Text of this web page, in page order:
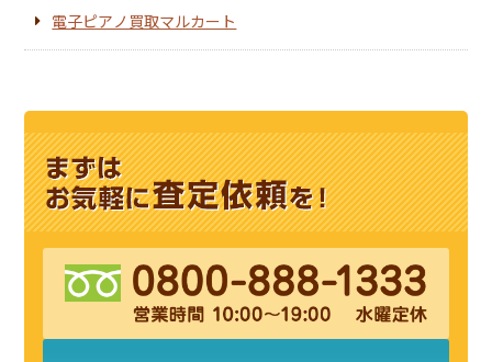
電子ピアノ買取マルカート